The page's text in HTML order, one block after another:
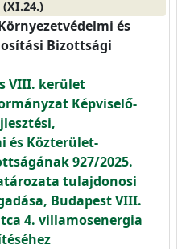
(XI.24.)
és
Bizottsági
VIII. kerület
Képviselő-
és Közterület-
927/2025.
tulajdonosi
Budapest VIII.
4. villamosenergia